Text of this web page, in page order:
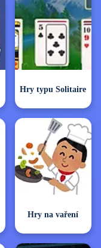
Hry typu Solitaire
Hry na vaření